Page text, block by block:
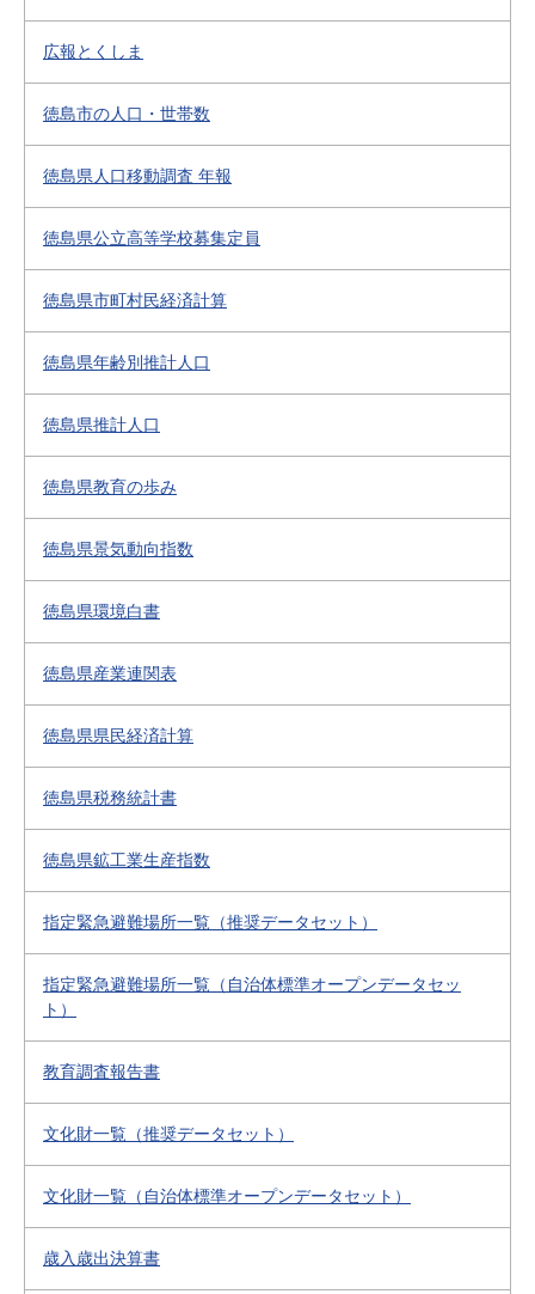
広報とくしま
徳島市の人口・世帯数
徳島県人口移動調査 年報
徳島県公立高等学校募集定員
徳島県市町村民経済計算
徳島県年齢別推計人口
徳島県推計人口
徳島県教育の歩み
徳島県景気動向指数
徳島県環境白書
徳島県産業連関表
徳島県県民経済計算
徳島県税務統計書
徳島県鉱工業生産指数
指定緊急避難場所一覧（推奨データセット）
指定緊急避難場所一覧（自治体標準オープンデータセッ
ト）
教育調査報告書
文化財一覧（推奨データセット）
文化財一覧（自治体標準オープンデータセット）
歳入歳出決算書